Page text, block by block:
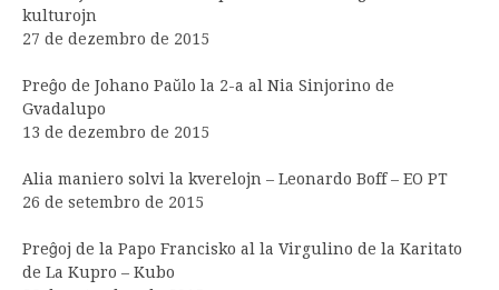
kulturojn
27 de dezembro de 2015
Preĝo de Johano Paŭlo la 2-a al Nia Sinjorino de
Gvadalupo
13 de dezembro de 2015
Alia maniero solvi la kverelojn – Leonardo Boff – EO PT
26 de setembro de 2015
Preĝoj de la Papo Francisko al la Virgulino de la Karitato
de La Kupro – Kubo